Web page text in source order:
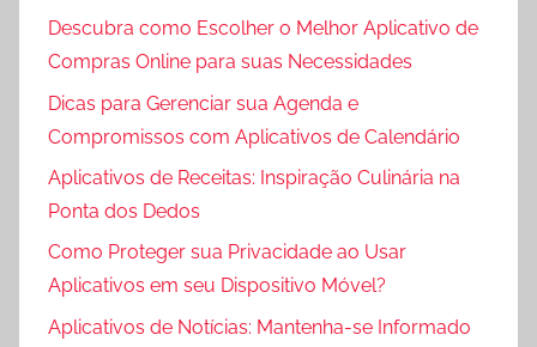
Descubra como Escolher o Melhor Aplicativo de
Compras Online para suas Necessidades
Dicas para Gerenciar sua Agenda e
Compromissos com Aplicativos de Calendário
Aplicativos de Receitas: Inspiração Culinária na
Ponta dos Dedos
Como Proteger sua Privacidade ao Usar
Aplicativos em seu Dispositivo Móvel?
Aplicativos de Notícias: Mantenha-se Informado